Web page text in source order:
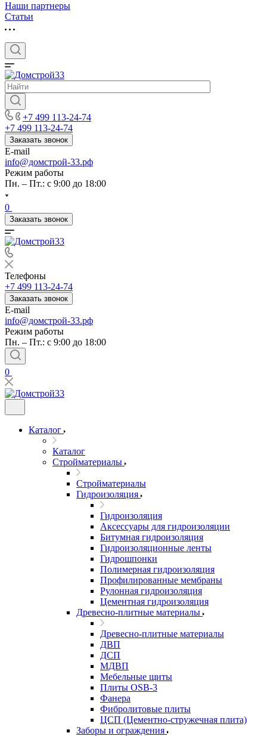
Наши партнеры
Статьи
+7 499 113-24-74
+7 499 113-24-74
Заказать звонок
E-mail
info@домстрой-33.рф
Режим работы
Пн. – Пт.: с 9:00 до 18:00
0
Заказать звонок
Телефоны
+7 499 113-24-74
Заказать звонок
E-mail
info@домстрой-33.рф
Режим работы
Пн. – Пт.: с 9:00 до 18:00
0
Каталог
Каталог
Стройматериалы
Стройматериалы
Гидроизоляция
Гидроизоляция
Аксессуары для гидроизоляции
Битумная гидроизоляция
Гидроизоляционные ленты
Гидрошпонки
Полимерная гидроизоляция
Профилированные мембраны
Рулонная гидроизоляция
Цементная гидроизоляция
Древесно-плитные материалы
Древесно-плитные материалы
ДВП
ДСП
МДВП
Мебельные щиты
Плиты OSB-3
Фанера
Фибролитовые плиты
ЦСП (Цементно-стружечная плита)
Заборы и ограждения